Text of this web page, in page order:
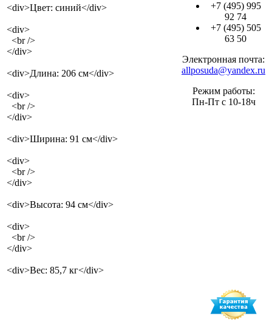
<div>Цвет: синий</div>
<div>
<br />
</div>
<div>Длина: 206 см</div>
<div>
<br />
</div>
<div>Ширина: 91 см</div>
<div>
<br />
</div>
<div>Высота: 94 см</div>
<div>
<br />
</div>
<div>Вес: 85,7 кг</div>
+7 (495) 995
92 74
+7 (495) 505
63 50
Электронная почта:
allposuda@yandex.ru
Режим работы:
Пн-Пт с 10-18ч